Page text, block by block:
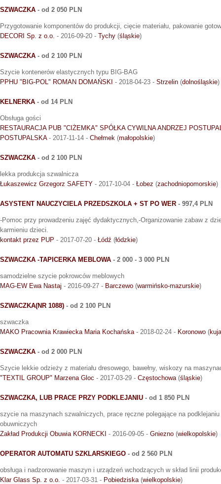
SZWACZKA - od 2 050 PLN
Przygotowanie komponentów do produkcji, cięcie materiału, pakowanie
DECORI Sp. z o.o. - 2016-09-20 - Tychy (śląskie)
SZWACZKA - od 2 100 PLN
Szycie kontenerów elastycznych typu BIG-BAG
PPHU "BIG-POL" ROMAN DOMAŃSKI - 2018-04-23 - Strzelin (dolnośląskie)
KELNERKA - od 14 PLN
Obsługa gości
RESTAURACJA PUB "CIŻEMKA" SPÓŁKA CYWILNA ANDRZEJ
POSTUPALSKA- 2017-11-14 - Chełmek (małopolskie)
SZWACZKA - od 2 100 PLN
lekka produkcja szwalnicza
Łukaszewicz Grzegorz SAFETY - 2017-10-04 - Łobez (zachodniopomorskie)
ASYSTENT NAUCZYCIELA PRZEDSZKOLA + ST PO WER - 997,4 PLN
-Pomoc przy prowadzeniu zajęć dydaktycznych,-Organizowanie zabaw z
karmieniu dzieci.
kontakt przez PUP - 2017-07-20 - Łódź (łódzkie)
SZWACZKA -TAPICERKA MEBLOWA - 2 000 - 3 000 PLN
samodzielne szycie pokrowców meblowych
MAG-EW Ewa Nastaj - 2016-09-27 - Barczewo (warmińsko-mazurskie)
SZWACZKA(NR 1088) - od 2 100 PLN
szwaczka
MAKO Pracownia Krawiecka Maria Kochańska - 2018-02-24 - Koronowo (
SZWACZKA - od 2 000 PLN
Szycie lekkie odzieży z materiału dresowego, bawełny, wiskozy na
"TEXTIL GROUP" Marzena Gloc - 2017-03-29 - Częstochowa (śląskie)
SZWACZKA, LUB PRACE PRZY PODKLEJANIU - od 1 850 PLN
szycie na maszynach szwalniczych, prace ręczne polegające na
obuwniczych
Zakład Produkcji Obuwia KORNECKI - 2016-09-05 - Gniezno (wielkopolskie)
OPERATOR AUTOMATU SZKLARSKIEGO - od 2 560 PLN
obsługa i nadzorowanie maszyn i urządzeń wchodzących w skład linii
Klar Glass Sp. z o.o. - 2017-03-31 - Pobiedziska (wielkopolskie)